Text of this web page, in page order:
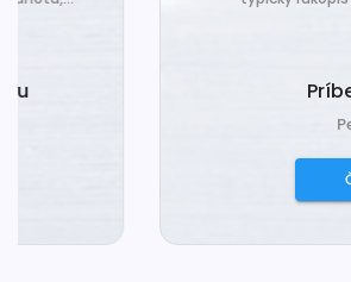
Príbeh bez konca